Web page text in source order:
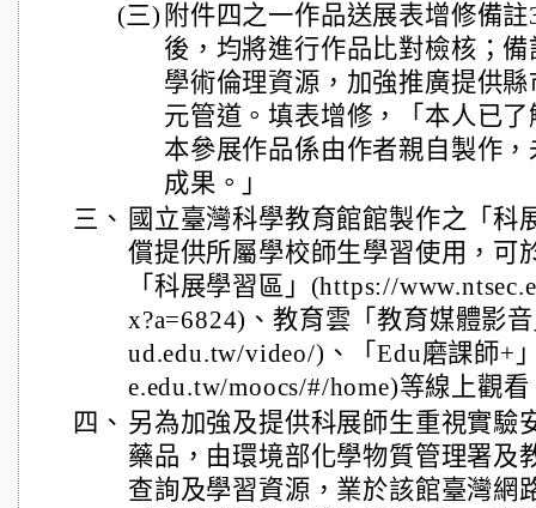
(三) 附件四之一作品送展表增修備
後，均將進行作品比對檢核；
學術倫理資源，加強推廣提供
元管道。填表增修，「本人已
本參展作品係由作者親自製作
成果。」
三、 國立臺灣科學教育館館製作之「科
償提供所屬學校師生學習使用，可
「科展學習區」(https://
x?a=6824)、教育雲「教育媒體影
ud.edu.tw/video/)、「Edu磨課師+
e.edu.tw/moocs/#/home)等線上觀看
四、 另為加強及提供科展師生重視實驗
藥品，由環境部化學物質管理署及
查詢及學習資源，業於該館臺灣網